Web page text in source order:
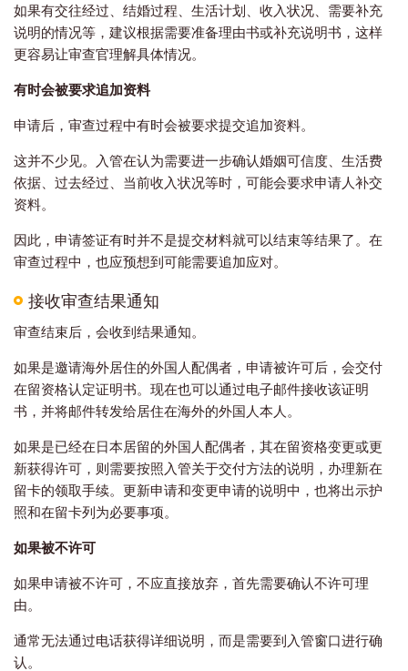
如果有交往经过、结婚过程、生活计划、收入状况、需要补充
说明的情况等，建议根据需要准备理由书或补充说明书，这样
更容易让审查官理解具体情况。
有时会被要求追加资料
申请后，审查过程中有时会被要求提交追加资料。
这并不少见。入管在认为需要进一步确认婚姻可信度、生活费
依据、过去经过、当前收入状况等时，可能会要求申请人补交
资料。
因此，申请签证有时并不是提交材料就可以结束等结果了。在
审查过程中，也应预想到可能需要追加应对。
接收审查结果通知
审查结束后，会收到结果通知。
如果是邀请海外居住的外国人配偶者，申请被许可后，会交付
在留资格认定证明书。现在也可以通过电子邮件接收该证明
书，并将邮件转发给居住在海外的外国人本人。
如果是已经在日本居留的外国人配偶者，其在留资格变更或更
新获得许可，则需要按照入管关于交付方法的说明，办理新在
留卡的领取手续。更新申请和变更申请的说明中，也将出示护
照和在留卡列为必要事项。
如果被不许可
如果申请被不许可，不应直接放弃，首先需要确认不许可理
由。
通常无法通过电话获得详细说明，而是需要到入管窗口进行确
认。